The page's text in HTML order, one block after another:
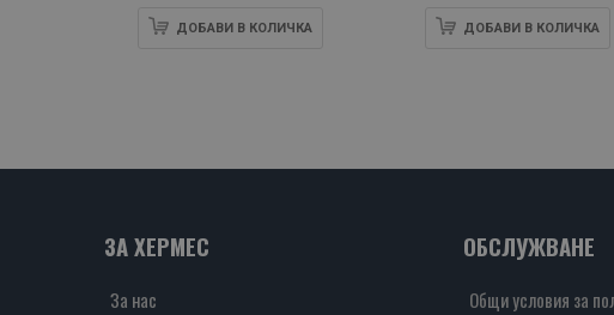
ДОБАВИ В КОЛИЧКА ДОБАВИ В КОЛИЧКА
ЗА ХЕРМЕС
За нас
ОБСЛУЖВАНЕ
Общи условия за